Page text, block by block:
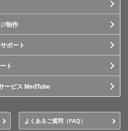
制作
ポート
ト
ービス MedTube
よくあるご質問（FAQ）